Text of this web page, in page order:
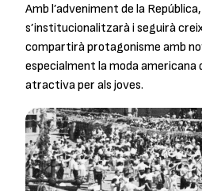
Amb l’adveniment de la
s’institucionalitzarà i seguirà
compartirà protagonisme amb
especialment la moda americana
atractiva per als joves.